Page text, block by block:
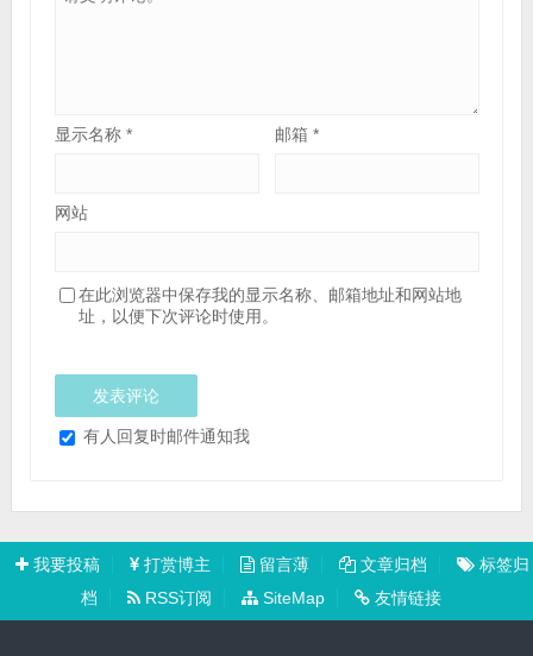
显示名称 * 邮箱*
网站
在此浏览器中保存我的显示名称、邮箱地址和网站地
址，以便下次评论时使用。
有人回复时邮件通知我
我要投稿 打赏博主 留言薄 文章归档
标签归
档
RSS订阅 SiteMap 友情链接